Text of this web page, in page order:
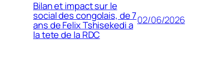
Bilan et impact sur le
social des congolais, de 7
ans de Felix Tshisekedi a
la tete de la RDC
02/06/2026